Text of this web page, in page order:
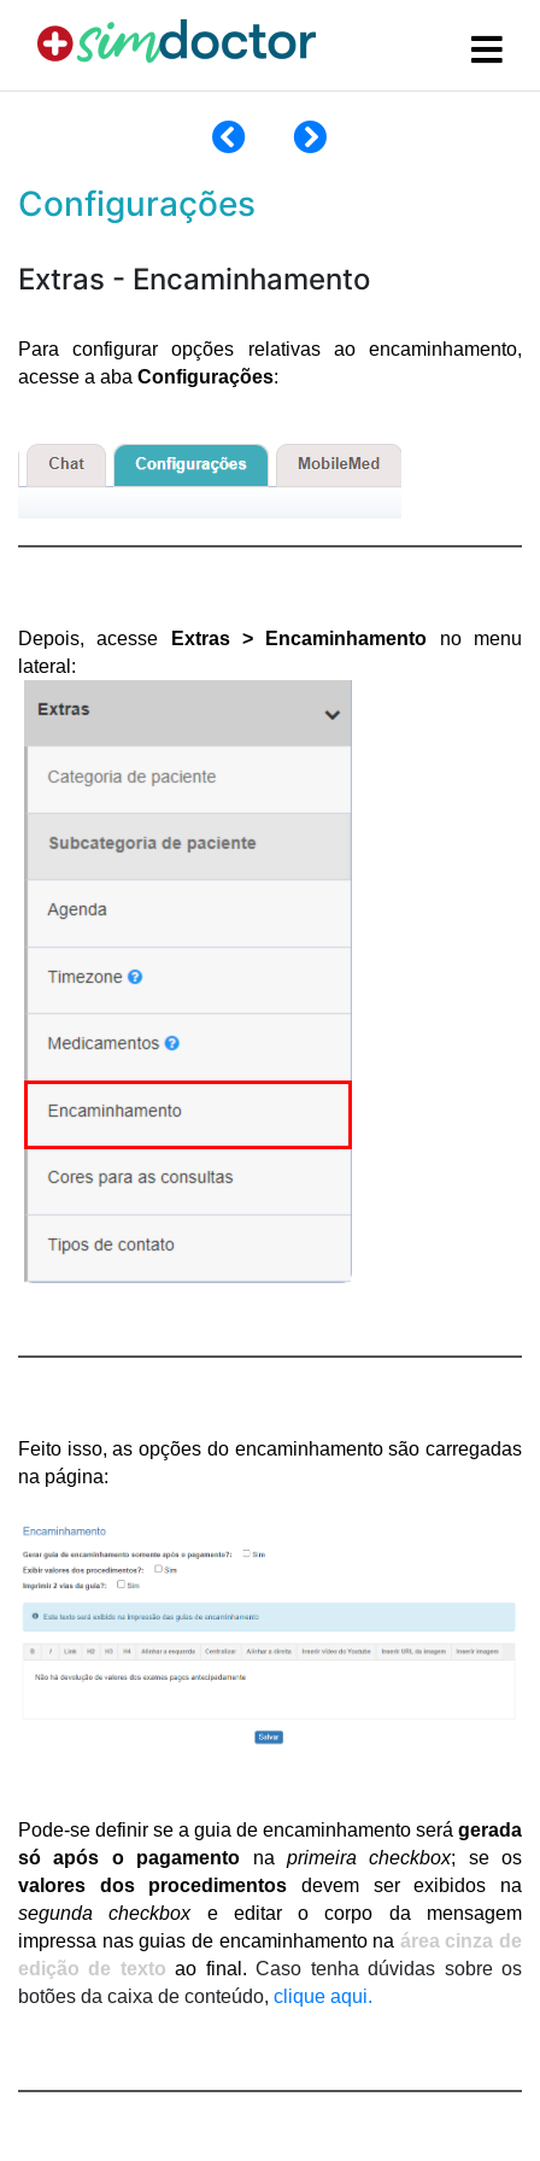
Configurações
Extras - Encaminhamento
Para configurar opções relativas ao encaminhamento,
acesse a aba Configurações:
Depois, acesse Extras > Encaminhamento no menu
lateral:
Feito isso, as opções do encaminhamento são carregadas
na página:
Pode-se definir se a guia de encaminhamento será gerada
só após o pagamento na primeira checkbox
valores dos procedimentos
segunda checkbox e editar o corpo da mensagem
impressa nas guias de encaminhamento na área cinza de
edição de texto ao final. Caso tenha dúvidas sobre os
botões da caixa de conteúdo, clique aqui.